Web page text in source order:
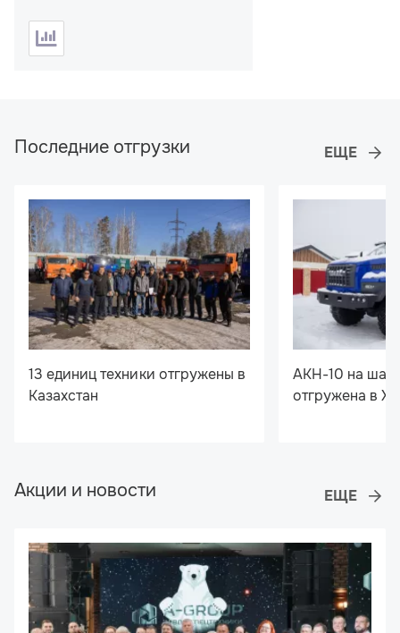
Последние отгрузки
13 единиц техники отгружены в
Казахстан
АКН-10 на
отгружена в
Акции и новости